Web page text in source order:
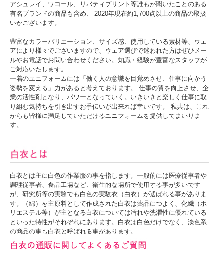
アシュレイ、ワコール、リバティプリント等誰もが聞いたことのある
有名ブランドの商品も含め、 2020年現在約1,700点以上の商品の取扱
いがございます。
豊富なカラーバリエーション、サイズ感、使用している素材等、ウェ
アにより様々でございますので、ウェア選びで迷われた方はぜひメー
ルやお電話でお問い合わせください。知識・経験が豊富なスタッフが
ご対応いたします。
一着のユニフォームには「働く人の意識を目覚めさせ、仕事に向かう
姿勢を変える」力があると考えております。 仕事の質を向上させ、企
業の活性剤となり、パワーとなっていく。いきいきと楽しく仕事に取
り組む気持ちを引き出すお手伝いが出来れば幸いです。 私共は、これ
からも皆様に満足していただけるユニフォームを提供してまいりま
す。
白衣とは主に白色の作業服の事を指します。一般的には医療従事者や
調理従事者、食品工場など、衛生的な場所で使用する事が多いです
が、研究所等の実験でも白色の実験衣（白衣）が選ばれる事がありま
す。（綿）を主原料として作成された白衣は薬品につよく、化繊（ポ
リエステル等）が主となる白衣については汚れや洗濯性に優れている
といった特性がそれぞれにあります。白衣は白色だけでなく、淡色系
の商品の事も白衣と呼ばれる事があります。